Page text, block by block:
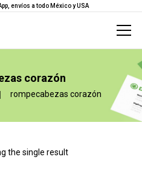
envíos a todo México y USA
corazón
rompecabezas corazón
the single result